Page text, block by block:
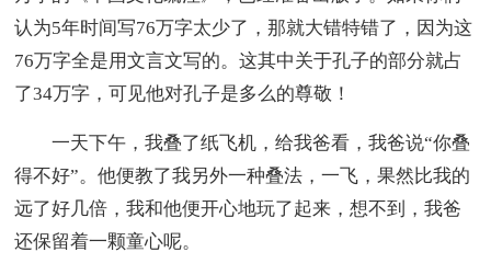
认为5年时间写76万字太少了，那就大错特错了，因为这
76万字全是用文言文写的。这其中关于孔子的部分就占
了34万字，可见他对孔子是多么的尊敬！
一天下午，我叠了纸飞机，给我爸看，我爸说“你叠
得不好”。他便教了我另外一种叠法，一飞，果然比我的
远了好几倍，我和他便开心地玩了起来，想不到，我爸
还保留着一颗童心呢。